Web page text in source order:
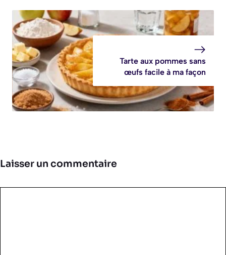
Tarte aux pommes sans
œufs facile à ma façon
Laisser un commentaire